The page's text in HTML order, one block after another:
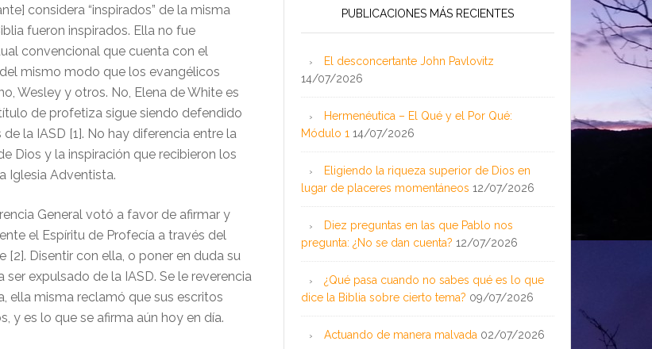
considera “inspirados” de la misma
fueron inspirados. Ella no fue
convencional que cuenta con el
mismo modo que los evangélicos
Wesley y otros. No, Elena de White es
de profetiza sigue siendo defendido
la IASD [1]. No hay diferencia entre la
Dios y la inspiración que recibieron los
Iglesia Adventista.
General votó a favor de afirmar y
el Espíritu de Profecía a través del
[2]. Disentir con ella, o poner en duda su
ser expulsado de la IASD. Se le reverencia
ella misma reclamó que sus escritos
y es lo que se afirma aún hoy en día.
PUBLICACIONES MÁS RECIENTES
El desconcertante John Pavlovitz
14/07/2026
Hermenéutica – El Qué y el Por Qué:
Módulo 1 14/07/2026
Eligiendo la riqueza superior de Dios en
lugar de placeres momentáneos 12/07/2026
Diez preguntas en las que Pablo nos
pregunta: ¿No se dan cuenta? 12/07/2026
¿Qué pasa cuando no sabes qué es lo que
dice la Biblia sobre cierto tema? 09/07/2026
Actuando de manera malvada 02/07/2026